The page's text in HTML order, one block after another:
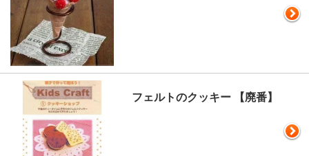
フェルトのクッキー 【廃番】